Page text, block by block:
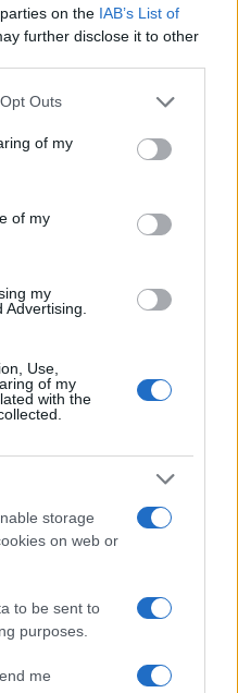
on the IAB’s List of
further disclose it to other
uses one or more Google
You may click to
and its third-party tags to
purposes in below Google
Outs
of my
of my
my
Use,
of my
with the
storage
on web or
to be sent to
purposes.
me
fare amicizie genuine